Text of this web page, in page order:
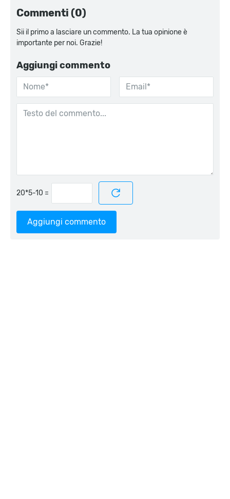
Commenti (0)
Sii il primo a lasciare un commento. La tua opinione è
importante per noi. Grazie!
Aggiungi commento
=
Aggiungi commento